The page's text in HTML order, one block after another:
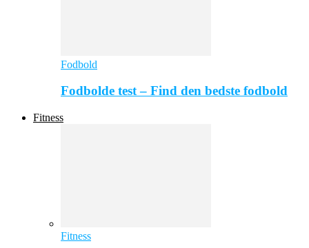
Fodbold
Fodbolde test – Find den bedste fodbold
Fitness
Fitness